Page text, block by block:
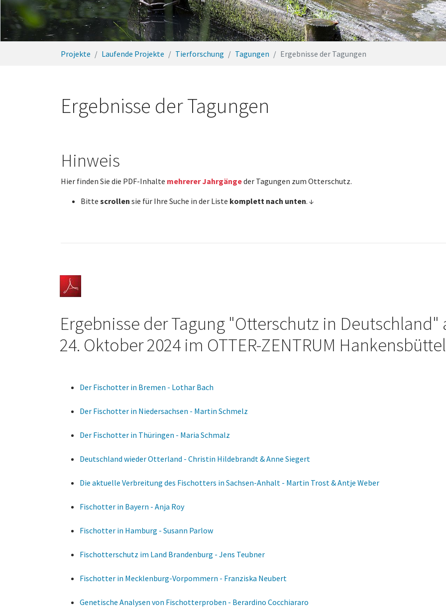
Projekte Laufende Projekte Tierforschung Tagungen Ergebnisse der Tagungen
Ergebnisse der Tagungen
Hinweis
Hier finden Sie die PDF-Inhalte mehrerer Jahrgängeder Tagungen zum Otterschutz.
Bitte scrollen sie für Ihre Suche in der Liste komplett nach unten. ↓
Ergebnisse der Tagung "Otterschutz in Deutsch­land"
24. Oktober 2024 im OTTER-ZENTRUM Hankensbüttel
Der Fischotter in Bremen - Lothar Bach
Der Fischotter in Niedersachsen - Martin Schmelz
Der Fischotter in Thüringen - Maria Schmalz
Deutschland wieder Otterland - Christin Hildebrandt & Anne Siegert
Die aktuelle Verbreitung des Fischotters in Sachsen-Anhalt - Martin Trost & Antje Weber
Fischotter in Bayern - Anja Roy
Fischotter in Hamburg - Susann Parlow
Fischotterschutz im Land Brandenburg - Jens Teubner
Fischotter in Mecklenburg-Vorpommern - Franziska Neubert
Genetische Analysen von Fischotterproben - Berardino Cocchiararo